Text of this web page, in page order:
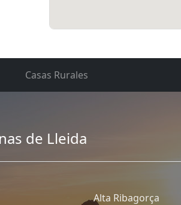
Casas Rurales
de Lleida
Alta Ribagorça